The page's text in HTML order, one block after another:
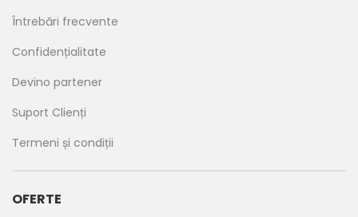
Întrebări frecvente
Confidențialitate
Devino partener
Suport Clienți
Termeni și condiții
OFERTE